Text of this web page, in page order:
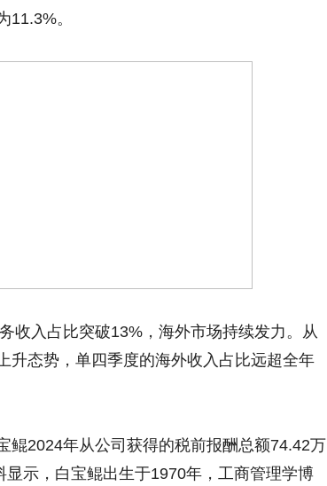
11.3%。
收入占比突破13%，海外市场持续发力。从
升态势，单四季度的海外收入占比远超全年
鲲2024年从公司获得的税前报酬总额74.42万
示，白宝鲲出生于1970年，工商管理学博